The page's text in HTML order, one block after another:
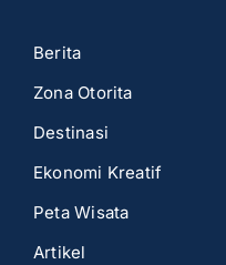
Berita
Zona Otorita
Destinasi
Ekonomi Kreatif
Peta Wisata
Artikel